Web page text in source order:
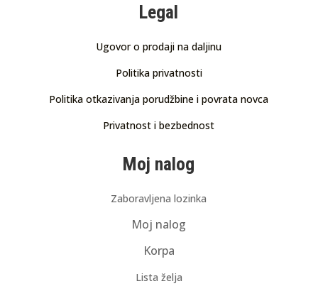
Legal
Ugovor o prodaji na daljinu
Politika privatnosti
Politika otkazivanja porudžbine i povrata novca
Privatnost i bezbednost
Moj nalog
Zaboravljena lozinka
Moj nalog
Korpa
Lista želja